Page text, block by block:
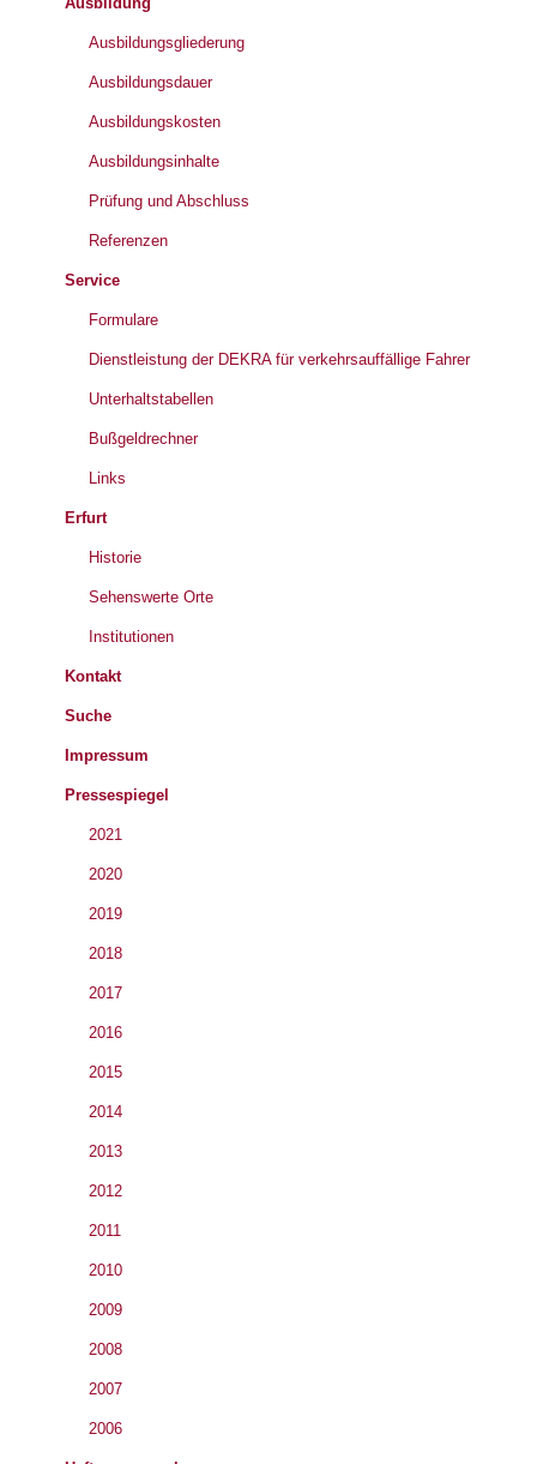
Ausbildungsgliederung
Ausbildungsdauer
Ausbildungskosten
Ausbildungsinhalte
Prüfung und Abschluss
Referenzen
Service
Formulare
Dienstleistung der DEKRA für verkehrsauffällige Fahrer
Unterhaltstabellen
Bußgeldrechner
Links
Erfurt
Historie
Sehenswerte Orte
Institutionen
Kontakt
Suche
Impressum
Pressespiegel
2021
2020
2019
2018
2017
2016
2015
2014
2013
2012
2011
2010
2009
2008
2007
2006